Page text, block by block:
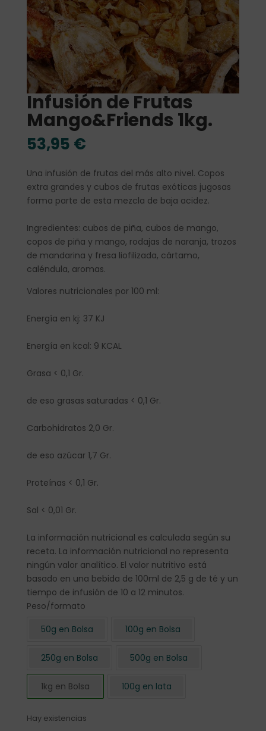
Infusión de Frutas
Mango&Friends 1kg.
53,95 €
Una infusión de frutas del más alto nivel. Copos
extra grandes y cubos de frutas exóticas jugosas
forma parte de esta mezcla de baja acidez.
Ingredientes: cubos de piña, cubos de mango,
copos de piña y mango, rodajas de naranja, trozos
de mandarina y fresa liofilizada, cártamo,
caléndula, aromas.
Valores nutricionales por 100 ml:
Energía en kj: 37 KJ
Energía en kcal: 9 KCAL
Grasa < 0,1 Gr.
de eso grasas saturadas < 0,1 Gr.
Carbohidratos 2,0 Gr.
de eso azúcar 1,7 Gr.
Proteínas < 0,1 Gr.
Sal < 0,01 Gr.
La información nutricional es calculada según su
receta. La información nutricional no representa
ningún valor analítico. El valor nutritivo está
basado en una bebida de 100ml de 2,5 g de té y un
tiempo de infusión de 10 a 12 minutos.
Peso/formato
50g en Bolsa
100g en Bolsa
250g en Bolsa 500g en Bolsa
1kg en Bolsa 100g en lata
Hay existencias